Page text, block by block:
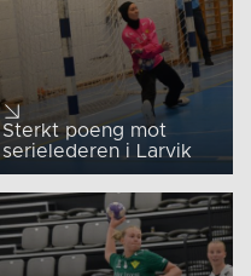
Sterkt poeng mot
serielederen i Larvik